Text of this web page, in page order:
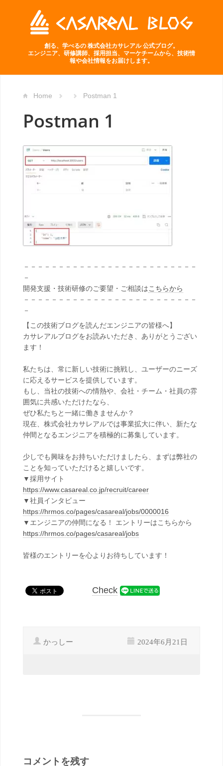
創る、学べるの 株式会社カサレアル 公式ブログ。
エンジニア、研修講師、採用担当、マーケチームから、技術情
報や会社情報をお届けします。
Home Postman 1
Postman 1
－－－－－－－－－－－－－－－－－－－－－－－－－
－
開発支援・技術研修のご要望・ご相談はこちらから
－－－－－－－－－－－－－－－－－－－－－－－－－
－
【この技術ブログを読んだエンジニアの皆様へ】
カサレアルブログをお読みいただき、ありがとうござい
ます！
私たちは、常に新しい技術に挑戦し、ユーザーのニーズ
に応えるサービスを提供しています。
もし、当社の技術への情熱や、会社・チーム・社員の雰
囲気に共感いただけたなら、
ぜひ私たちと一緒に働きませんか？
現在、株式会社カサレアルでは事業拡大に伴い、新たな
仲間となるエンジニアを積極的に募集しています。
少しでも興味をお持ちいただけましたら、まずは弊社の
ことを知っていただけると嬉しいです。
▼採用サイト
https://www.casareal.co.jp/recruit/career
▼社員インタビュー
https://hrmos.co/pages/casareal/jobs/0000016
▼エンジニアの仲間になる！ エントリーはこちらから
https://hrmos.co/pages/casareal/jobs
皆様のエントリーを心よりお待ちしています！
Check
かっしー 2024年6月21日
コメントを残す